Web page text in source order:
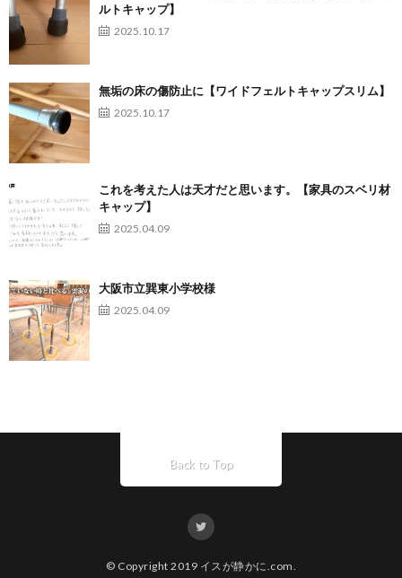
ルトキャップ】
2025.10.17
無垢の床の傷防止に【ワイドフェルトキャップスリム】
2025.10.17
これを考えた人は天才だと思います。【家具のスベリ材
キャップ】
2025.04.09
大阪市立巽東小学校様
2025.04.09
Back to Top
© Copyright 2019 イスが静かに.com